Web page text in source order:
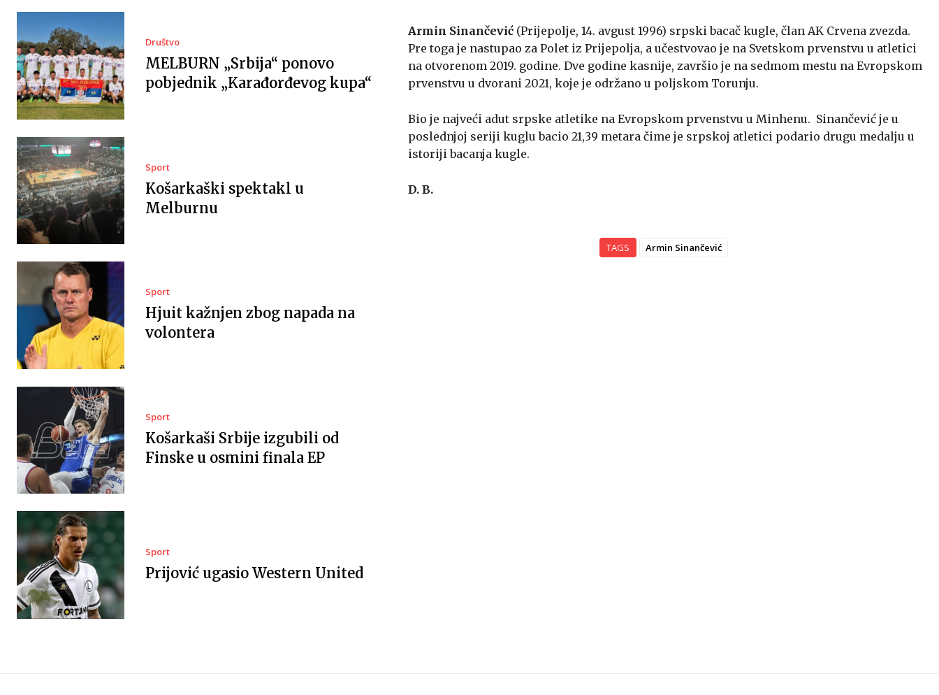
Društvo
MELBURN „Srbija“ ponovo
pobjednik „Karađorđevog kupa“
Sport
Košarkaški spektakl u
Melburnu
Sport
Hjuit kažnjen zbog napada na
volontera
Sport
Košarkaši Srbije izgubili od
Finske u osmini finala EP
Sport
Prijović ugasio Western United
Armin Sinančević (Prijepolje, 14. avgust 1996) srpski bacač kugle, član AK Crvena zvezda.
Pre toga je nastupao za Polet iz Prijepolja, a učestvovao je na Svetskom prvenstvu u atletici
na otvorenom 2019. godine. Dve godine kasnije, završio je na sedmom mestu na Evropskom
prvenstvu u dvorani 2021, koje je održano u poljskom Torunju.
Bio je najveći adut srpske atletike na Evropskom prvenstvu u Minhenu. Sinančević je u
poslednjoj seriji kuglu bacio 21,39 metara čime je srpskoj atletici podario drugu medalju u
istoriji bacanja kugle.
D. B.
TAGS Armin Sinančević